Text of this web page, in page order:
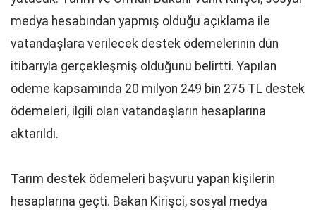
medya hesabından yapmış olduğu açıklama ile
vatandaşlara verilecek destek ödemelerinin dün
itibarıyla gerçekleşmiş olduğunu belirtti. Yapılan
ödeme kapsamında 20 milyon 249 bin 275 TL destek
ödemeleri, ilgili olan vatandaşların hesaplarına
aktarıldı.
Tarım destek ödemeleri başvuru yapan kişilerin
hesaplarına geçti. Bakan Kirişci, sosyal medya